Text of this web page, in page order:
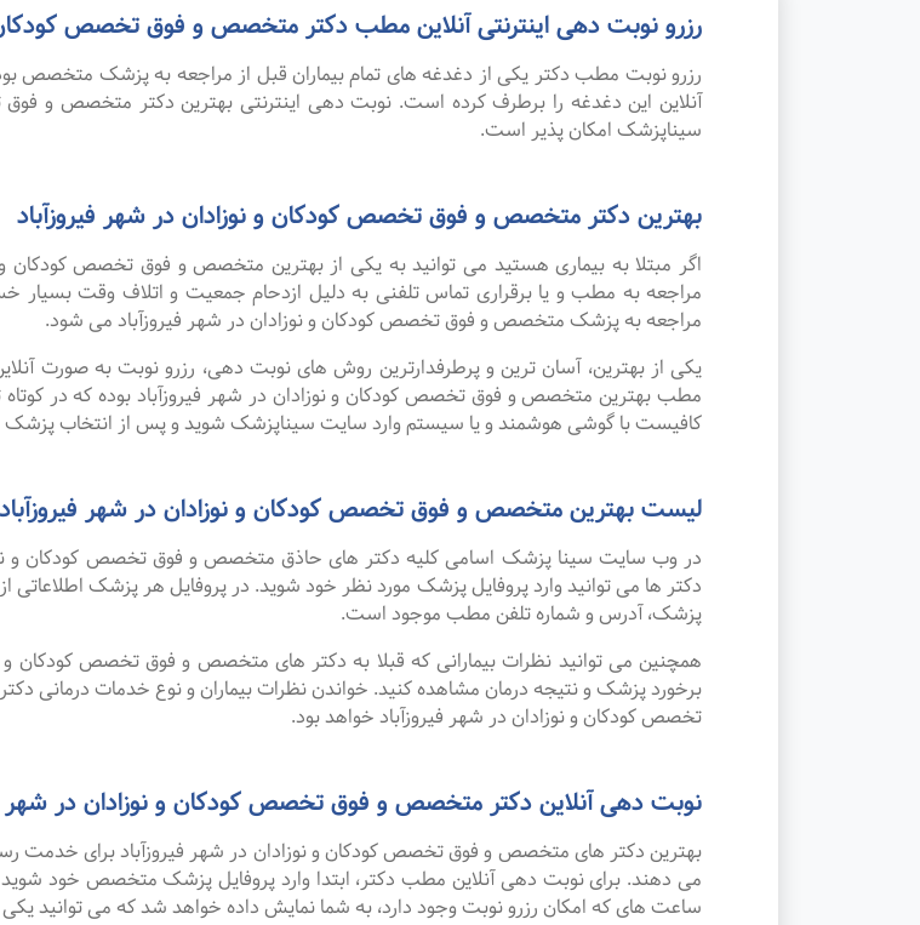
رزرو نوبت دهی اینترنتی آنلاین مطب دکتر متخصص و فوق تخصص کودکان
رزرو نوبت مطب دکتر یکی از دغدغه های تمام بیماران قبل از مراجعه به پزشک متخصص
آنلاین این دغدغه را برطرف کرده است. نوبت دهی اینترنتی بهترین دکتر متخصص و
سیناپزشک امکان پذیر است.
بهترین دکتر متخصص و فوق تخصص کودکان و نوزادان در شهر فیروزآباد
اگر مبتلا به بیماری هستید می توانید به یکی از بهترین متخصص و فوق تخصص کودکان و
مراجعه به مطب و یا برقراری تماس تلفنی به دلیل ازدحام جمعیت و اتلاف وقت بسیار
مراجعه به پزشک متخصص و فوق تخصص کودکان و نوزادان در شهر فیروزآباد می شود.
یکی از بهترین، آسان ترین و پرطرفدارترین روش های نوبت دهی، رزرو نوبت به صورت
مطب بهترین متخصص و فوق تخصص کودکان و نوزادان در شهر فیروزآباد بوده که در کوتاه
کافیست با گوشی هوشمند و یا سیستم وارد سایت سیناپزشک شوید و پس از انتخاب پزشک
لیست بهترین متخصص و فوق تخصص کودکان و نوزادان در شهر فیروزآباد
در وب سایت سینا پزشک اسامی کلیه دکتر های حاذق متخصص و فوق تخصص کودکان و
دکتر ها می توانید وارد پروفایل پزشک مورد نظر خود شوید. در پروفایل هر پزشک
پزشک، آدرس و شماره تلفن مطب موجود است.
همچنین می توانید نظرات بیمارانی که قبلا به دکتر های متخصص و فوق تخصص کودکان و
برخورد پزشک و نتیجه درمان مشاهده کنید. خواندن نظرات بیماران و نوع خدمات
تخصص کودکان و نوزادان در شهر فیروزآباد خواهد بود.
نوبت دهی آنلاین دکتر متخصص و فوق تخصص کودکان و نوزادان در شهر
بهترین دکتر های متخصص و فوق تخصص کودکان و نوزادان در شهر فیروزآباد برای خدمت
می دهند. برای نوبت دهی آنلاین مطب دکتر، ابتدا وارد پروفایل پزشک متخصص خود
ساعت های که امکان رزرو نوبت وجود دارد، به شما نمایش داده خواهد شد که می توانید یکی